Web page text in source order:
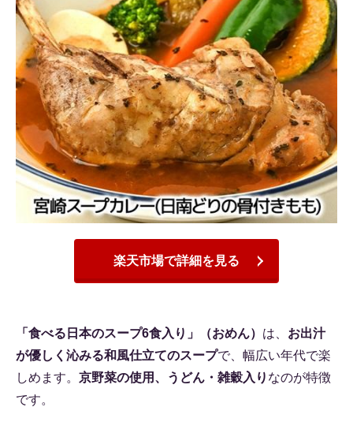
楽天市場で詳細を見る
「食べる日本のスープ6食入り」（おめん） は、 お出汁
が優しく沁みる和風仕立てのスープで、幅広い年代で楽
しめます。 京野菜の使用、うどん・雑穀入り なのが特徴
です。